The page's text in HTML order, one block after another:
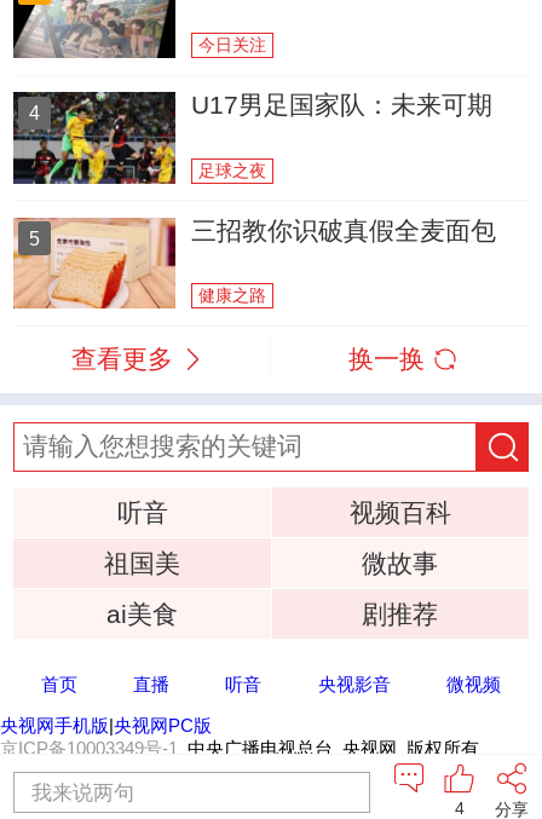
今日关注
4 U17男足国家队：未来可期
足球之夜
5 三招教你识破真假全麦面包
健康之路
查看更多 换一换
听音
视频百科
祖国美
微故事
ai美食
剧推荐
首页 直播 听音 央视影音
微视频
央视网手机版|央视网PC版
京ICP备10003349号-1
中央广播电视总台 央视网 版权所有
我来说两句
分享
4